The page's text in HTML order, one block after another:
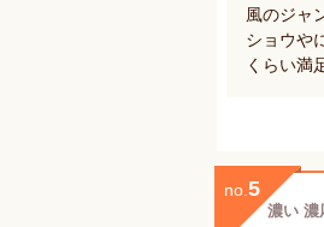
風のジャ
ショウや
くらい満
no. 5